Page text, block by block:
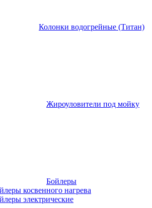
Колонки водогрейные (Титан)
Жироуловители под мойку
Бойлеры
косвенного нагрева
электрические